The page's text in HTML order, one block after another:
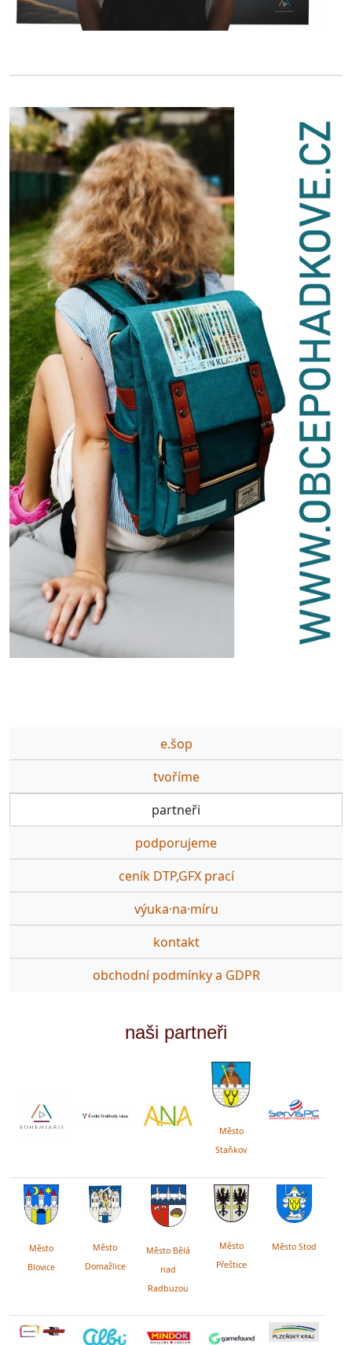
e.šop
tvoříme
partneři
podporujeme
ceník DTP,GFX prací
výuka·na·míru
kontakt
obchodní podmínky a GDPR
naši partneři
Město
Staňkov
Město
Blovice
Město
Domažlice
Město Bělá
nad
Radbuzou
Město
Přeštice
Město Stod